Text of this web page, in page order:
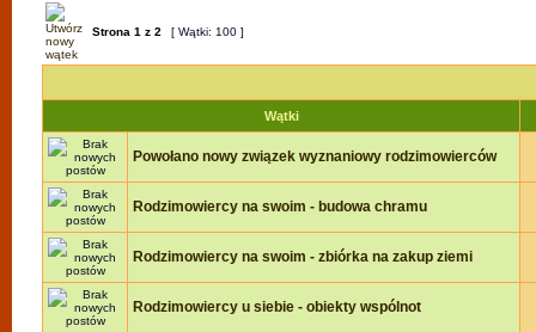
Strona 1 z 2 [ Wątki: 100 ]
Wątki
Powołano nowy związek wyznaniowy rodzimowierców
Rodzimowiercy na swoim - budowa chramu
Rodzimowiercy na swoim - zbiórka na zakup ziemi
Rodzimowiercy u siebie - obiekty wspólnot